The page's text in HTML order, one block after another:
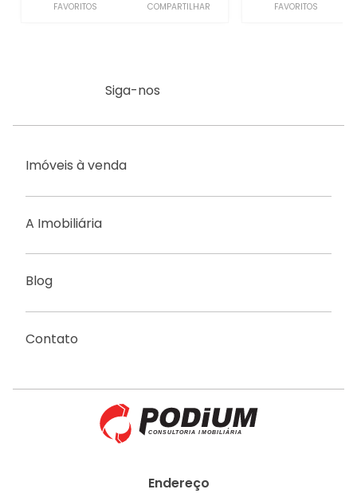
FAVORITOS COMPARTILHAR FAVORITOS
Siga-nos
Imóveis à venda
A Imobiliária
Blog
Contato
Endereço